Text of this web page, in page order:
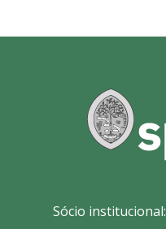
Sócio institucional: